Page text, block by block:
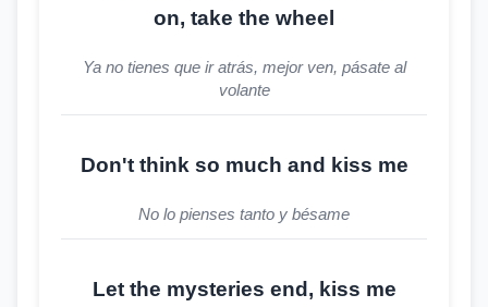
on, take the wheel
Ya no tienes que ir atrás, mejor ven, pásate al
volante
Don't think so much and kiss me
No lo pienses tanto y bésame
Let the mysteries end, kiss me